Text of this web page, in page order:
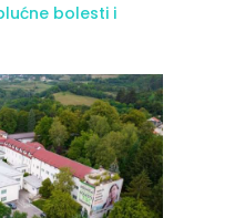
bolesti i